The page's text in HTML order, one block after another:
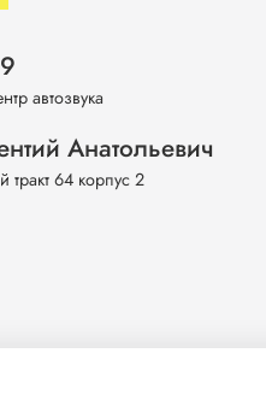
автозвука
Анатольевич
64 корпус 2